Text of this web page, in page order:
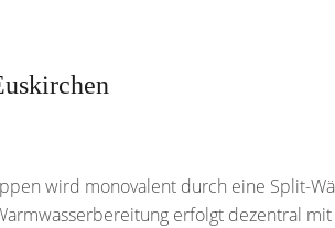
wird monovalent durch eine Split-
erfolgt dezentral